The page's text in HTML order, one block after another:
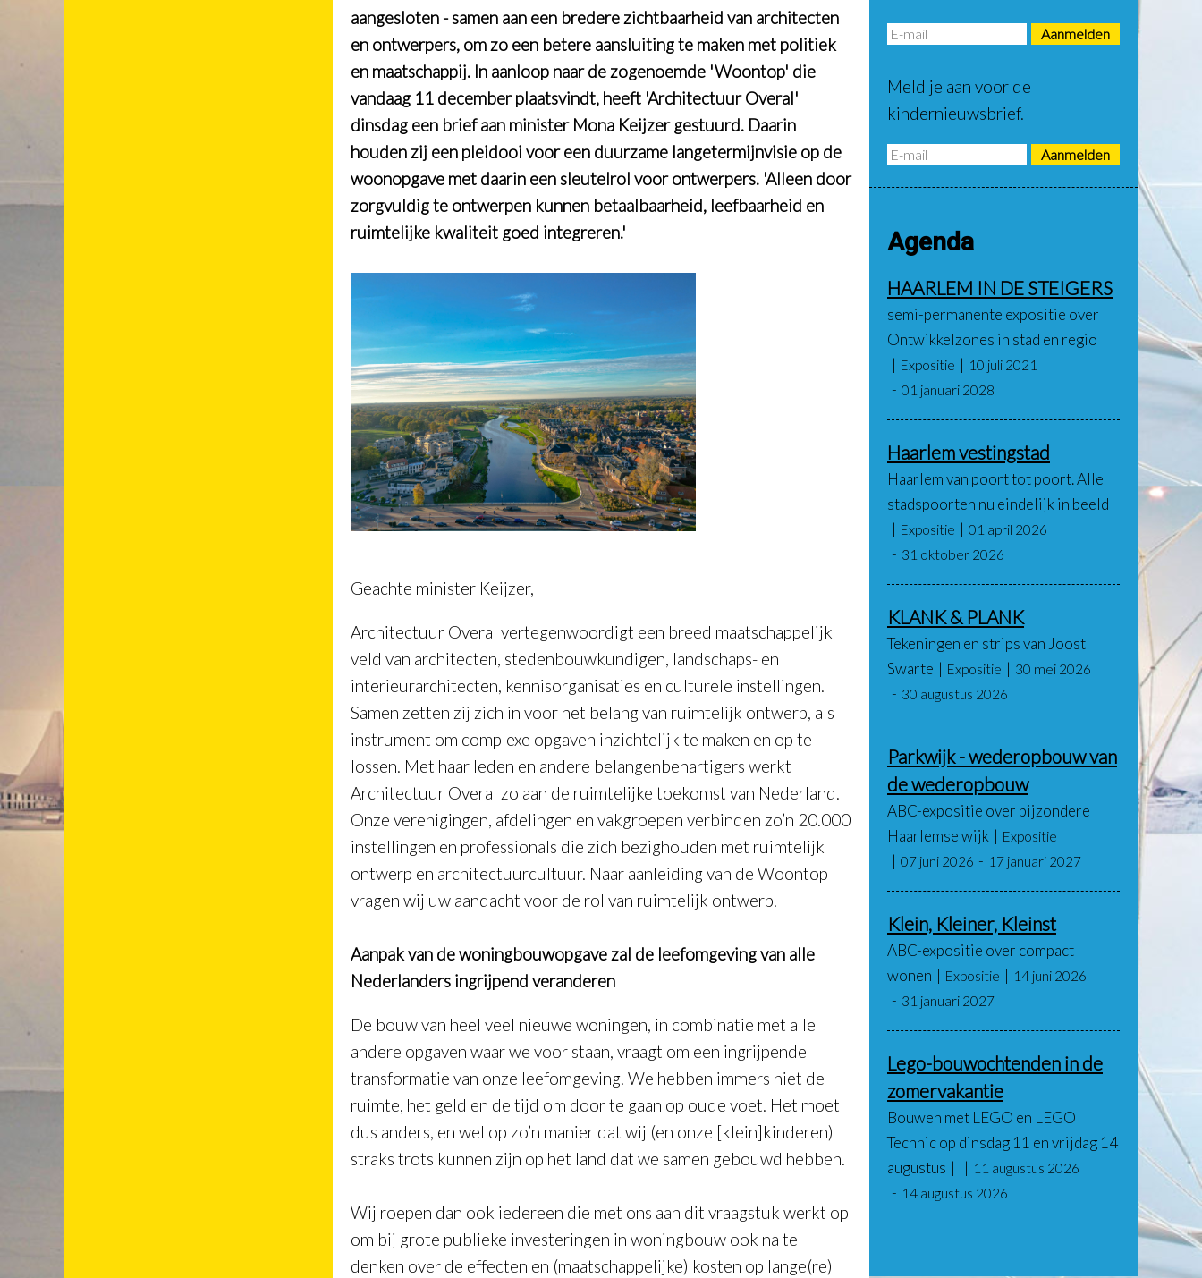
aangesloten - samen aan een bredere zichtbaarheid van architecten
en ontwerpers, om zo een betere aansluiting te maken met politiek
en maatschappij. In aanloop naar de zogenoemde 'Woontop' die
vandaag 11 december plaatsvindt, heeft 'Architectuur Overal'
dinsdag een brief aan minister Mona Keijzer gestuurd. Daarin
houden zij een pleidooi voor een duurzame langetermijnvisie op de
woonopgave met daarin een sleutelrol voor ontwerpers. 'Alleen door
zorgvuldig te ontwerpen kunnen betaalbaarheid, leefbaarheid en
ruimtelijke kwaliteit goed integreren.'
Geachte minister Keijzer,
Architectuur Overal vertegenwoordigt een breed maatschappelijk
veld van architecten, stedenbouwkundigen, landschaps- en
interieurarchitecten, kennisorganisaties en culturele instellingen.
Samen zetten zij zich in voor het belang van ruimtelijk ontwerp, als
instrument om complexe opgaven inzichtelijk te maken en op te
lossen. Met haar leden en andere belangenbehartigers werkt
Architectuur Overal zo aan de ruimtelijke toekomst van Nederland.
Onze verenigingen, afdelingen en vakgroepen verbinden zo’n 20.000
instellingen en professionals die zich bezighouden met ruimtelijk
ontwerp en architectuurcultuur. Naar aanleiding van de Woontop
vragen wij uw aandacht voor de rol van ruimtelijk ontwerp.
Aanpak van de woningbouwopgave zal de leefomgeving van alle
Nederlanders ingrijpend veranderen
De bouw van heel veel nieuwe woningen, in combinatie met alle
andere opgaven waar we voor staan, vraagt om een ingrijpende
transformatie van onze leefomgeving. We hebben immers niet de
ruimte, het geld en de tijd om door te gaan op oude voet. Het moet
dus anders, en wel op zo’n manier dat wij (en onze [klein]kinderen)
straks trots kunnen zijn op het land dat we samen gebouwd hebben.
Wij roepen dan ook iedereen die met ons aan dit vraagstuk werkt op
om bij grote publieke investeringen in woningbouw ook na te
denken over de effecten en (maatschappelijke) kosten op lange(re)
Meld je aan voor de
kindernieuwsbrief.
Agenda
HAARLEM IN DE STEIGERS
semi-permanente expositie over
Ontwikkelzones in stad en regio
Expositie
10 juli 2021
01 januari 2028
Haarlem vestingstad
Haarlem van poort tot poort. Alle
stadspoorten nu eindelijk in beeld
Expositie
01 april 2026
31 oktober 2026
KLANK & PLANK
Tekeningen en strips van Joost
Swarte
Expositie
30 mei 2026
30 augustus 2026
Parkwijk - wederopbouw van
de wederopbouw
ABC-expositie over bijzondere
Haarlemse wijk
Expositie
07 juni 2026
17 januari 2027
Klein, Kleiner, Kleinst
ABC-expositie over compact
wonen
Expositie
14 juni 2026
31 januari 2027
Lego-bouwochtenden in de
zomervakantie
Bouwen met LEGO en LEGO
Technic op dinsdag 11 en vrijdag 14
augustus
11 augustus 2026
14 augustus 2026